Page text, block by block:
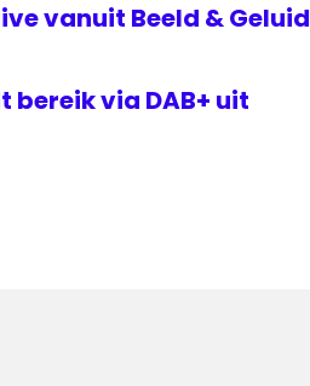
vanuit Beeld & Geluid
bereik via DAB+ uit